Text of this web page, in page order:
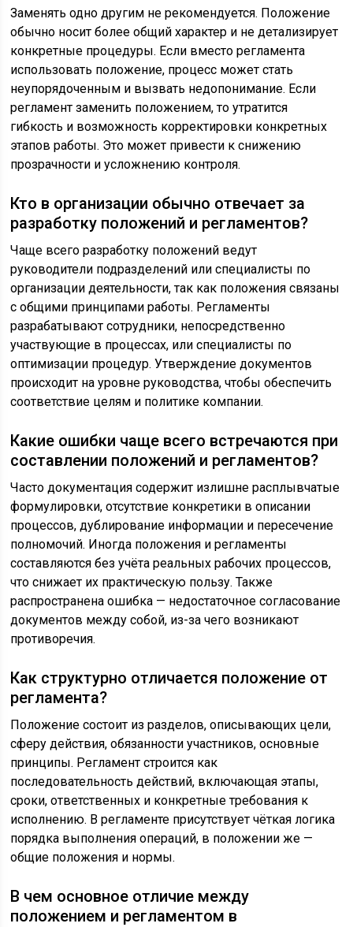
Заменять одно другим не рекомендуется. Положение
обычно носит более общий характер и не детализирует
конкретные процедуры. Если вместо регламента
использовать положение, процесс может стать
неупорядоченным и вызвать недопонимание. Если
регламент заменить положением, то утратится
гибкость и возможность корректировки конкретных
этапов работы. Это может привести к снижению
прозрачности и усложнению контроля.
Кто в организации обычно отвечает за
разработку положений и регламентов?
Чаще всего разработку положений ведут
руководители подразделений или специалисты по
организации деятельности, так как положения связаны
с общими принципами работы. Регламенты
разрабатывают сотрудники, непосредственно
участвующие в процессах, или специалисты по
оптимизации процедур. Утверждение документов
происходит на уровне руководства, чтобы обеспечить
соответствие целям и политике компании.
Какие ошибки чаще всего встречаются при
составлении положений и регламентов?
Часто документация содержит излишне расплывчатые
формулировки, отсутствие конкретики в описании
процессов, дублирование информации и пересечение
полномочий. Иногда положения и регламенты
составляются без учёта реальных рабочих процессов,
что снижает их практическую пользу. Также
распространена ошибка — недостаточное согласование
документов между собой, из-за чего возникают
противоречия.
Как структурно отличается положение от
регламента?
Положение состоит из разделов, описывающих цели,
сферу действия, обязанности участников, основные
принципы. Регламент строится как
последовательность действий, включающая этапы,
сроки, ответственных и конкретные требования к
исполнению. В регламенте присутствует чёткая логика
порядка выполнения операций, в положении же —
общие положения и нормы.
В чем основное отличие между
положением и регламентом в